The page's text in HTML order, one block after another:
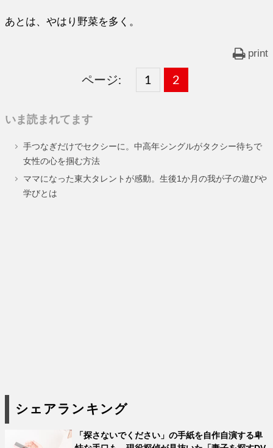
あとは、やはり野菜を多く。
print
ページ:
固
ー
ジ
1 ,
固
ー
ジ
2
いま読まれてます
手つなぎだけでセクシーに。中高年シングルがタクシー待ちで
女性の心を掴む方法
ママになった東大タレントが感動。生後1か月の我が子の遊びや
学びとは
シェアランキング
「探さないでください」の手紙を自作自演する卑